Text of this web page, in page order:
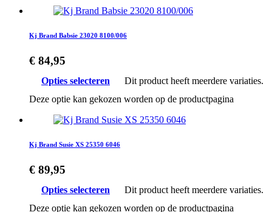
Kj Brand Babsie 23020 8100/006
€ 84,95
Opties selecteren
Dit product heeft meerdere variaties.
Deze optie kan gekozen worden op de productpagina
Kj Brand Susie XS 25350 6046
€ 89,95
Opties selecteren
Dit product heeft meerdere variaties.
Deze optie kan gekozen worden op de productpagina